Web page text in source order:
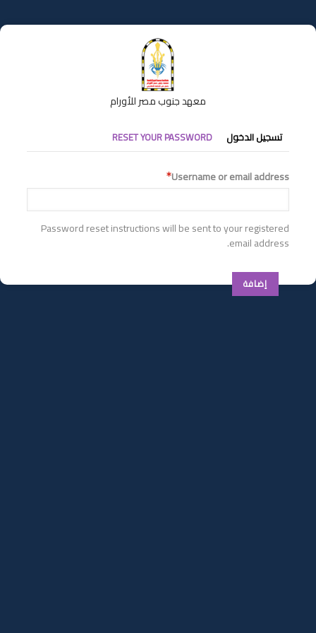
إلى
المحتوى
معهد جنوب مصر للأورام
التبويبات
الأساسية
تسجيل الدخول RESET YOUR PASSWORD
Username or email address
Password reset instructions will be sent to your registered
email address.